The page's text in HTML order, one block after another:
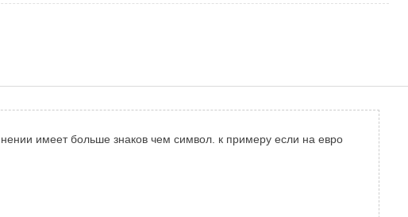
имеет больше знаков чем символ. к примеру если на евро